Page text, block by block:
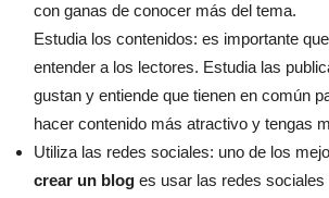
con ganas de conocer más del tema.
Estudia los contenidos: es importante
entender a los lectores. Estudia las
gustan y entiende que tienen en común
hacer contenido más atractivo y tengas
Utiliza las redes sociales: uno de los
crear un blog es usar las redes